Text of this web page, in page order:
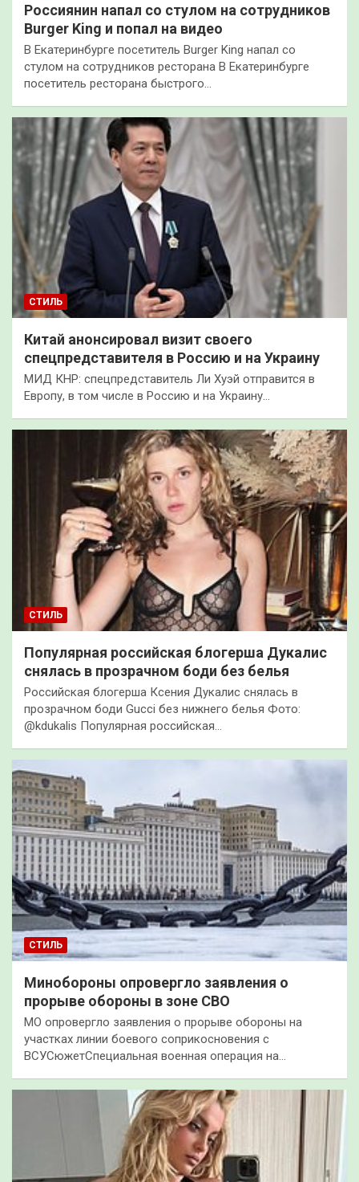
Россиянин напал со стулом на сотрудников
Burger King и попал на видео
В Екатеринбурге посетитель Burger King напал со
стулом на сотрудников ресторана В Екатеринбурге
посетитель ресторана быстрого…
СТИЛЬ
Китай анонсировал визит своего
спецпредставителя в Россию и на Украину
МИД КНР: спецпредставитель Ли Хуэй отправится в
Европу, в том числе в Россию и на Украину…
СТИЛЬ
Популярная российская блогерша Дукалис
снялась в прозрачном боди без белья
Российская блогерша Ксения Дукалис снялась в
прозрачном боди Gucci без нижнего белья Фото:
@kdukalis Популярная российская…
СТИЛЬ
Минобороны опровергло заявления о
прорыве обороны в зоне СВО
МО опровергло заявления о прорыве обороны на
участках линии боевого соприкосновения с
ВСУСюжетСпециальная военная операция на…